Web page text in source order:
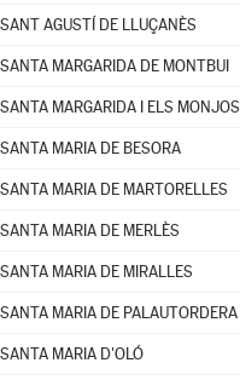
SANT AGUSTÍ DE LLUÇANÈS
SANTA MARGARIDA DE MONTBUI
SANTA MARGARIDA I ELS MONJOS
SANTA MARIA DE BESORA
SANTA MARIA DE MARTORELLES
SANTA MARIA DE MERLÈS
SANTA MARIA DE MIRALLES
SANTA MARIA DE PALAUTORDERA
SANTA MARIA D'OLÓ